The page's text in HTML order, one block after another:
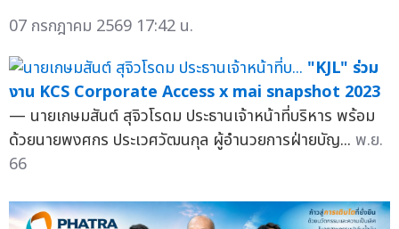
07 กรกฎาคม 2569 17:42 น.
"KJL" ร่วม
งาน KCS Corporate Access x mai snapshot 2023
— นายเกษมสันต์ สุจิวโรดม ประธานเจ้าหน้าที่บริหาร พร้อม
ด้วยนายพงศกร ประเวศวัฒนกุล ผู้อำนวยการฝ่ายบัญ... พ.ย.
66